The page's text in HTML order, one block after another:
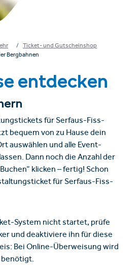
Ticket- und Gutscheinshop
Bergbahnen
entdecken
für Serfaus-Fiss-
bequem von zu Hause dein
auswählen und alle Event-
Dann noch die Anzahl der
klicken – fertig! Schon
für Serfaus-Fiss-
System nicht startet, prüfe
und deaktiviere ihn für diese
Bei Online-Überweisung wird
benötigt.